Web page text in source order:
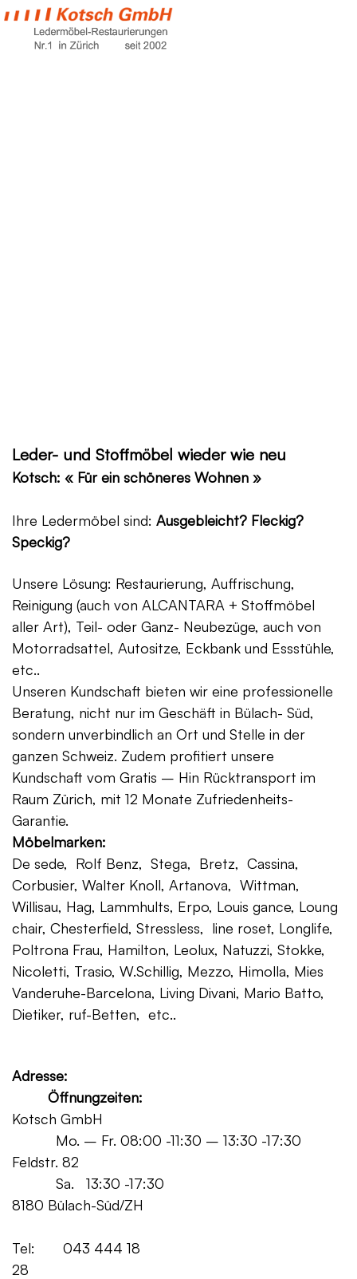
Leder- und Stoffmöbel wieder wie neu
Kotsch: « Für ein schöneres Wohnen »
Ihre Ledermöbel sind: Ausgebleicht? Fleckig?
Speckig?
Unsere Lösung: Restaurierung, Auffrischung,
Reinigung (auch von ALCANTARA + Stoffmöbel
aller Art), Teil- oder Ganz- Neubezüge, auch von
Motorradsattel, Autositze, Eckbank und Essstühle,
etc..
Unseren Kundschaft bieten wir eine professionelle
Beratung, nicht nur im Geschäft in Bülach- Süd,
sondern unverbindlich an Ort und Stelle in der
ganzen Schweiz. Zudem profitiert unsere
Kundschaft vom Gratis – Hin Rücktransport im
Raum Zürich, mit 12 Monate Zufriedenheits-
Garantie.
Möbelmarken:
De sede, Rolf Benz, Stega, Bretz, Cassina,
Corbusier, Walter Knoll, Artanova, Wittman,
Willisau, Hag, Lammhults, Erpo, Louis gance, Loung
chair, Chesterfield, Stressless, line roset, Longlife,
Poltrona Frau, Hamilton, Leolux, Natuzzi, Stokke,
Nicoletti, Trasio, W.Schillig, Mezzo, Himolla, Mies
Vanderuhe-Barcelona, Living Divani, Mario Batto,
Dietiker, ruf-Betten, etc..
Adresse:
Öffnungzeiten:
Kotsch GmbH
Mo. – Fr. 08:00 -11:30 – 13:30 -17:30
Feldstr. 82
Sa. 13:30 -17:30
8180 Bülach-Süd/ZH
Tel: 043 444 18
28